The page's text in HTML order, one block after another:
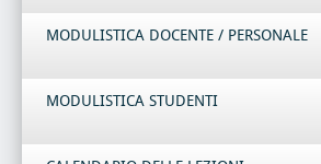
MODULISTICA DOCENTE / PERSONALE
MODULISTICA STUDENTI